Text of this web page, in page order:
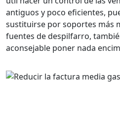
antiguos y poco eficientes,
sustituirse por soportes más
fuentes de despilfarro,
aconsejable poner nada